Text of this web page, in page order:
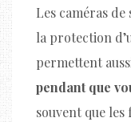
Les caméras
la protection
permettent
pendant que
souvent que